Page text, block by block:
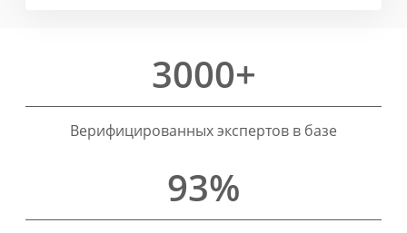
3000+
Верифицированных экспертов в базе
93%